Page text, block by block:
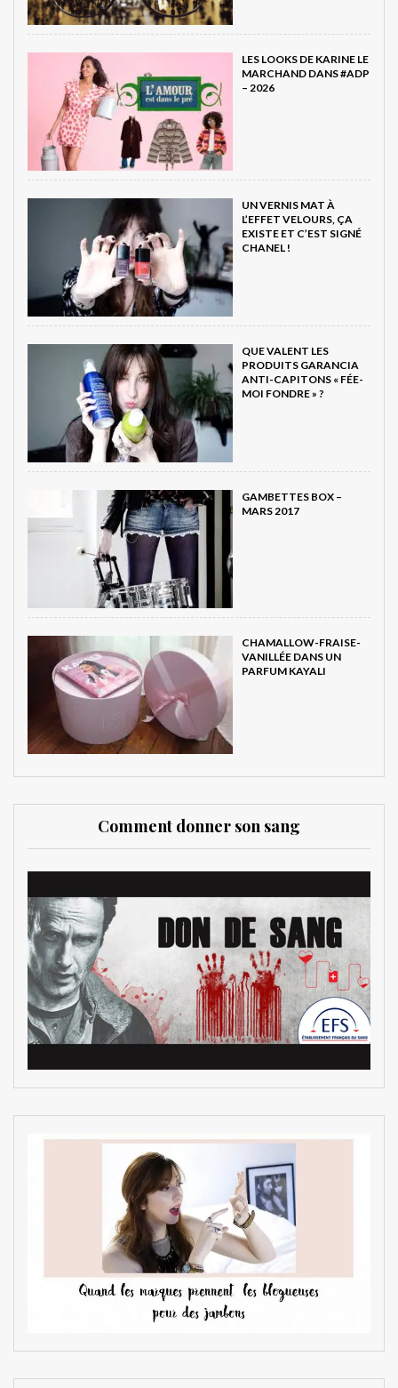
LES LOOKS DE KARINE LE
MARCHAND DANS #ADP
– 2026
UN VERNIS MAT À
L’EFFET VELOURS, ÇA
EXISTE ET C’EST SIGNÉ
CHANEL !
QUE VALENT LES
PRODUITS GARANCIA
ANTI-CAPITONS « FÉE-
MOI FONDRE » ?
GAMBETTES BOX –
MARS 2017
CHAMALLOW-FRAISE-
VANILLÉE DANS UN
PARFUM KAYALI
Comment donner son sang